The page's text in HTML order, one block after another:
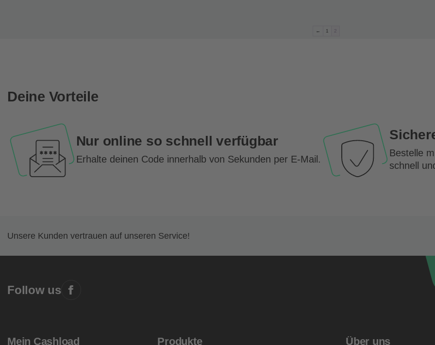
← 1 2
Deine Vorteile
Nur online so schnell verfügbar
Erhalte deinen Code innerhalb von Sekunden per E-Mail.
Bestelle
schnell
Unsere Kunden vertrauen auf unseren Service!
Follow us
Mein Cashload Produkte Über uns